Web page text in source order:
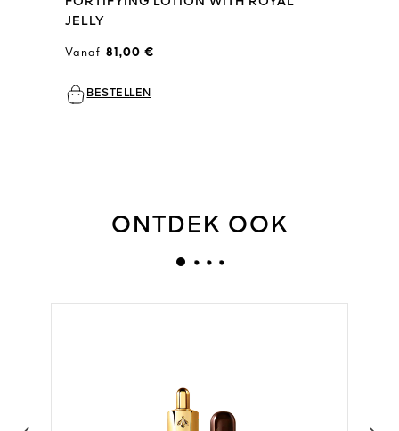
JELLY
Vanaf 81,00 €
BESTELLEN
ONTDEK OOK